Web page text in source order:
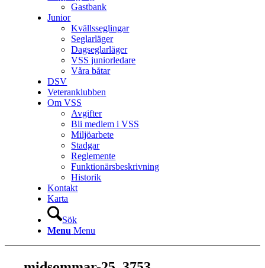
Gastbank
Junior
Kvällsseglingar
Seglarläger
Dagseglarläger
VSS juniorledare
Våra båtar
DSV
Veteranklubben
Om VSS
Avgifter
Bli medlem i VSS
Miljöarbete
Stadgar
Reglemente
Funktionärsbeskrivning
Historik
Kontakt
Karta
Sök
Menu Menu